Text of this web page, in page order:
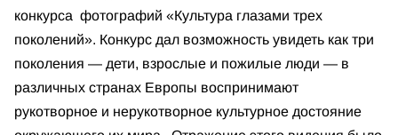
конкурса фотографий «Культура глазами трех
поколений». Конкурс дал возможность увидеть как три
поколения — дети, взрослые и пожилые люди — в
различных странах Европы воспринимают
рукотворное и нерукотворное культурное достояние